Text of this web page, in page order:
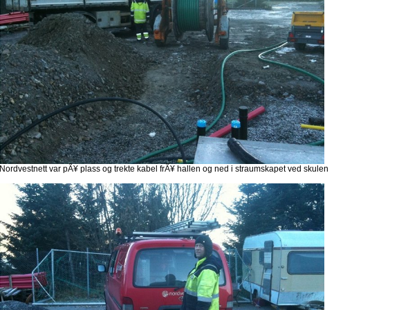
Nordvestnett var pÃ¥ plass og trekte kabel frÃ¥ hallen og ned i straumskapet ved skulen